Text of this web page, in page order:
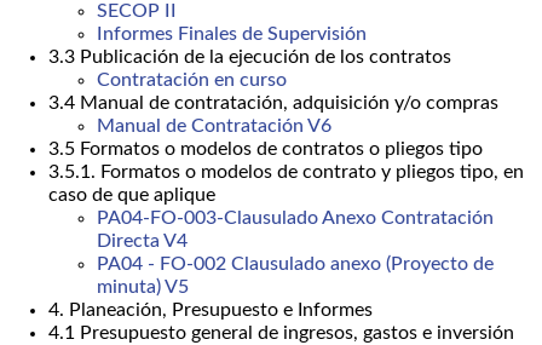
SECOP II
Informes Finales de Supervisión
3.3 Publicación de la ejecución de los contratos
Contratación en curso
3.4 Manual de contratación, adquisición y/o compras
Manual de Contratación V6
3.5 Formatos o modelos de contratos o pliegos tipo
3.5.1. Formatos o modelos de contrato y pliegos tipo, en
caso de que aplique
PA04-FO-003-Clausulado Anexo Contratación
Directa V4
PA04 - FO-002 Clausulado anexo (Proyecto de
minuta) V5
4. Planeación, Presupuesto e Informes
4.1 Presupuesto general de ingresos, gastos e inversión